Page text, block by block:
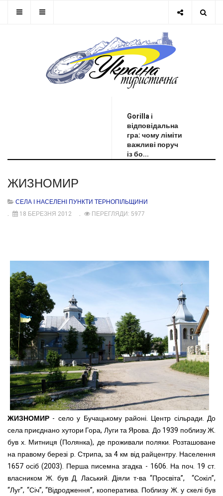
Gorilla і
відповідальна
гра: чому ліміти
важливі поруч
із бо...
ЖИЗНОМИР
СЕЛА І НАСЕЛЕНІ ПУНКТИ ТЕРНОПІЛЬЩИНИ
18 БЕРЕЗНЯ 2012
ПЕРЕГЛЯДИ: 5977
ЖИЗНОМИР - село у Бучацькому районі. Центр сільради. До
села приєднано хутори Гора, Луги та Ярова. До 1939 поблизу Ж.
був х. Митниця (Полянка), де проживали поляки. Розташоване
на правому березі р. Стрипа, за 4 км від райцентру. Населення
1657 осіб (2003). Перша писемна згадка - 1606. На поч. 19 ст.
власником Ж. був Д. Ласький. Діяли т-ва “Просвіта”, “Сокіл”,
“Луг”, “Січ”, “Відродження”, кооператива. Поблизу Ж. у скелі був